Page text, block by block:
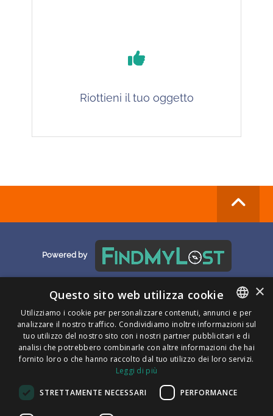
Riottieni il tuo oggetto
Powered by
Informativa sulla privacy |Informativa sulla privacy Kyma Mobilità |Cookie
Policy|T&C|F.A.Q.
Puoi trovarci su
ENGLISH
ITALIAN
×
Questo sito web utilizza cookie
Utilizziamo i cookie per personalizzare contenuti, annunci e per
analizzare il nostro traffico. Condividiamo inoltre informazioni sul
tuo utilizzo del nostro sito con i nostri partner pubblicitari e di
analisi che potrebbero combinarle con altre informazioni che hai
fornito loro o che hanno raccolto dal tuo utilizzo dei loro servizi.
Leggi di più
STRETTAMENTE NECESSARI PERFORMANCE